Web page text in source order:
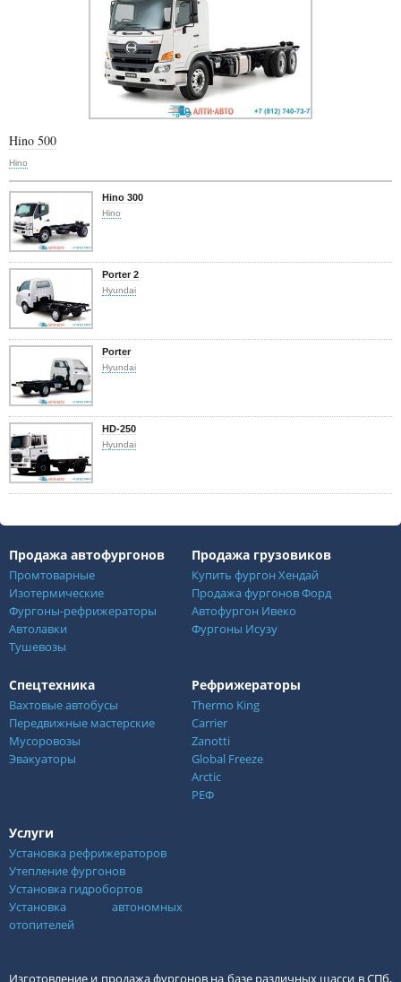
Hino 500
Hino
Hino 300
Hino
Porter 2
Hyundai
Porter
Hyundai
HD-250
Hyundai
Продажа автофургонов
Промтоварные
Изотермические
Фургоны-рефрижераторы
Автолавки
Тушевозы
Продажа грузовиков
Купить фургон Хендай
Продажа фургонов Форд
Автофургон Ивеко
Фургоны Исузу
Спецтехника
Вахтовые автобусы
Передвижные мастерские
Мусоровозы
Эвакуаторы
Рефрижераторы
Thermo King
Carrier
Zanotti
Global Freeze
Arctic
РЕФ
Услуги
Установка рефрижераторов
Утепление фургонов
Установка гидробортов
Установка автономных
отопителей
Изготовление и продажа фургонов на базе различных шасси в СПб,